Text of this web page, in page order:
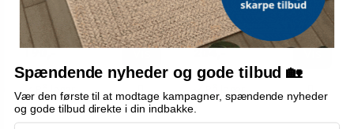
190,- Vis
På lager
204,- Vis
Spændende nyheder og gode tilbud 🏡
Vær den første til at modtage kampagner, spændende nyheder
og gode tilbud direkte i din indbakke.